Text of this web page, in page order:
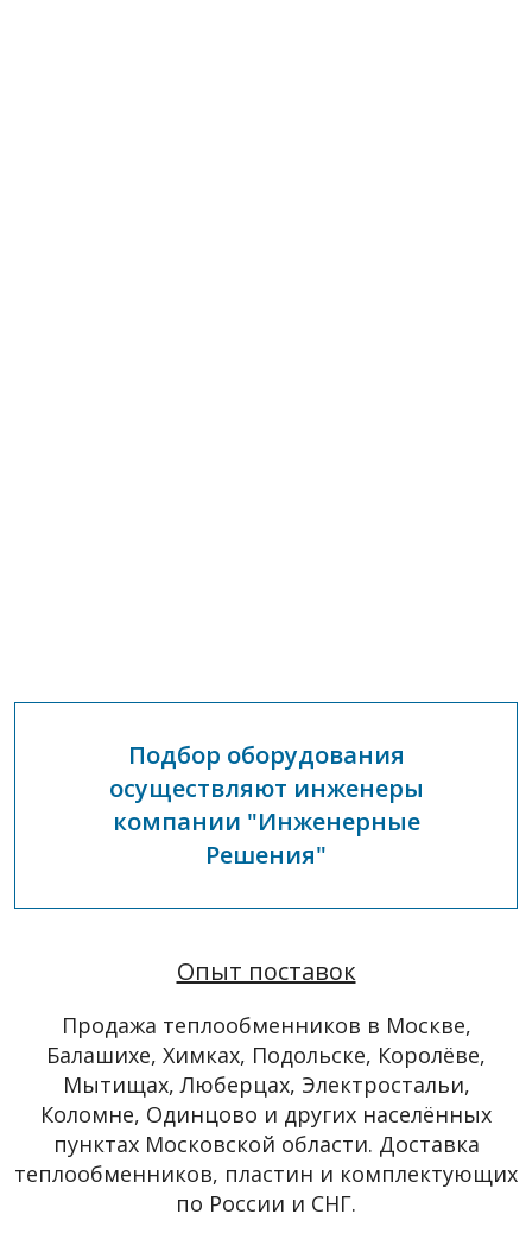
Подбор оборудования
осуществляют инженеры
компании "Инженерные
Решения"
Опыт поставок
Продажа теплообменников в Москве,
Балашихе, Химках, Подольске, Королёве,
Мытищах, Люберцах, Электростальи,
Коломне, Одинцово и других населённых
пунктах Московской области. Доставка
теплообменников, пластин и комплектующих
по России и СНГ.